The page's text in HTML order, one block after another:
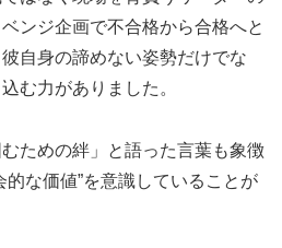
ンジ企画で不合格から合格へと
自身の諦めない姿勢だけでな
む力がありました。
ための絆」と語った言葉も象徴
的な価値”を意識していることが